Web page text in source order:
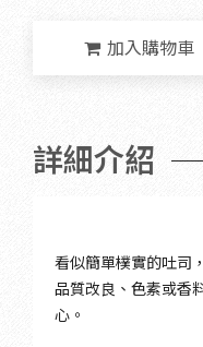
加入購物車
詳細介紹
看似簡單樸實的吐司
品質改良、色素或香
心。